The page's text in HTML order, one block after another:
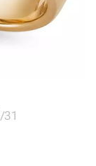
/31